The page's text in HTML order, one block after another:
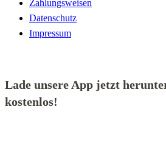
Zahlungsweisen
Datenschutz
Impressum
Lade unsere App jetzt
kostenlos!